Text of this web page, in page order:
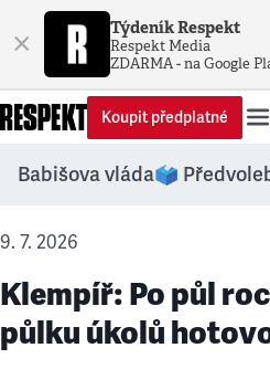
× Týdeník Respekt
Respekt Media
ZDARMA - na Google
Koupit předplatné
Babišova vláda🗳️
9. 7. 2026
Klempíř: Po půl
půlku úkolů